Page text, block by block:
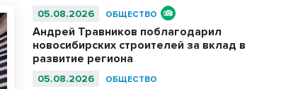
05.08.2026 ОБЩЕСТВО
Андрей Травников поблагодарил
новосибирских строителей за вклад в
развитие региона
05.08.2026 ОБЩЕСТВО